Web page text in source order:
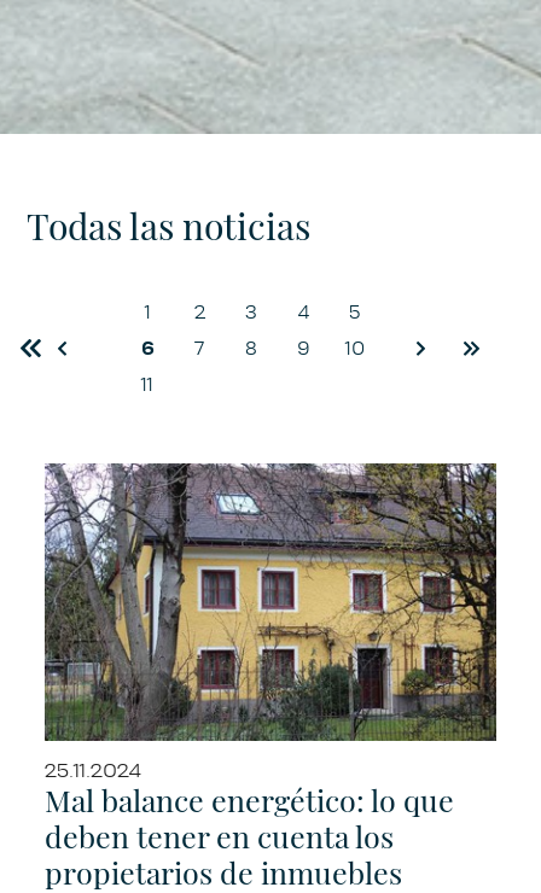
Todas las noticias
First Previous
1 2 3 4 5
6 7 8 9
10
11
Next
25.11.2024
Mal balance energético: lo que
deben tener en cuenta los
propietarios de inmuebles